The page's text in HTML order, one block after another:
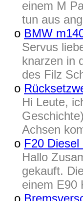
einem M
tun aus
o BMW
Servus
knarzen in
des Filz
o
Hi Leute,
Achsen
o F20
Hallo
gekauft.
einem E90
o